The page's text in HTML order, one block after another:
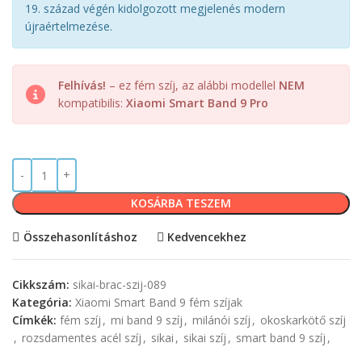
19. század végén kidolgozott megjelenés modern
újraértelmezése.
Felhívás! – ez fém szíj, az alábbi modellel NEM
kompatibilis: Xiaomi Smart Band 9 Pro
KOSÁRBA TESZEM
Összehasonlításhoz Kedvencekhez
Cikkszám: sikai-brac-szij-089
Kategória: Xiaomi Smart Band 9 fém szíjak
Címkék: fém szíj , mi band 9 szíj , milánói szíj , okoskarkötő szíj
, rozsdamentes acél szíj , sikai , sikai szíj , smart band 9 szíj ,